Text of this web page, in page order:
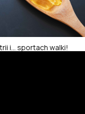
i… sportach walki!